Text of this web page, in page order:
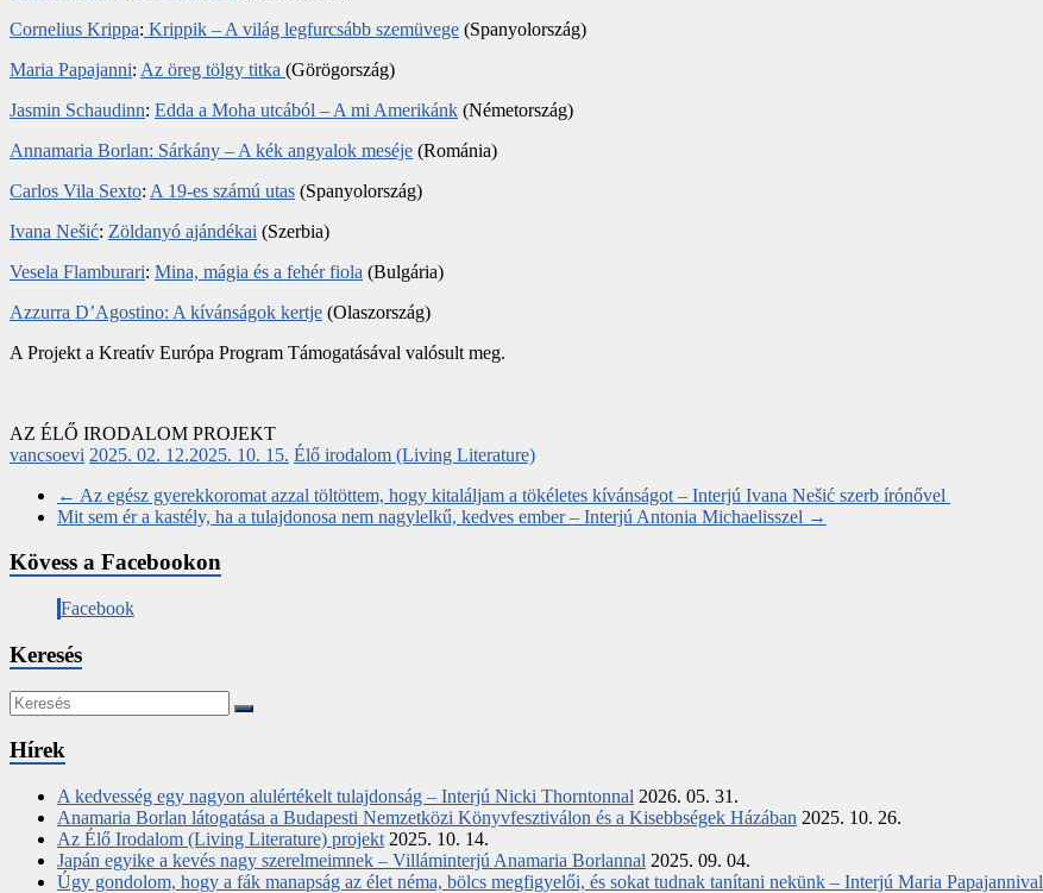
Cornelius Krippa: Krippik – A világ legfurcsább szemüvege (Spanyolország)
Maria Papajanni: Az öreg tölgy titka (Görögország)
Jasmin Schaudinn: Edda a Moha utcából – A mi Amerikánk (Németország)
Annamaria Borlan: Sárkány – A kék angyalok meséje (Románia)
Carlos Vila Sexto: A 19-es számú utas (Spanyolország)
Ivana Nešić: Zöldanyó ajándékai (Szerbia)
Vesela Flamburari: Mina, mágia és a fehér fiola (Bulgária)
Azzurra D’Agostino: A kívánságok kertje (Olaszország)
A Projekt a Kreatív Európa Program Támogatásával valósult meg.
AZ ÉLŐ IRODALOM PROJEKT
vancsoevi 2025. 02. 12.2025. 10. 15. Élő irodalom (Living Literature)
← Az egész gyerekkoromat azzal töltöttem, hogy kitaláljam a tökéletes kívánságot – Interjú Ivana Nešić szerb írónővel
Mit sem ér a kastély, ha a tulajdonosa nem nagylelkű, kedves ember – Interjú Antonia Michaelisszel →
Kövess a Facebookon
Facebook
Keresés
Hírek
A kedvesség egy nagyon alulértékelt tulajdonság – Interjú Nicki Thorntonnal 2026. 05. 31.
Anamaria Borlan látogatása a Budapesti Nemzetközi Könyvfesztiválon és a Kisebbségek Házában 2025. 10. 26.
Az Élő Irodalom (Living Literature) projekt 2025. 10. 14.
Japán egyike a kevés nagy szerelmeimnek – Villáminterjú Anamaria Borlannal 2025. 09. 04.
Úgy gondolom, hogy a fák manapság az élet néma, bölcs megfigyelői, és sokat tudnak tanítani nekünk – Interjú Maria Papajannival